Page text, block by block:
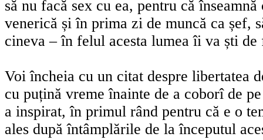
să nu facă sex cu ea, pentru că înseamnă
venerică și în prima zi de muncă ca șef,
cineva – în felul acesta lumea îi va ști de
Voi încheia cu un citat despre libertatea
cu puțină vreme înainte de a coborî de
a inspirat, în primul rând pentru că e o
ales după întâmplările de la începutul